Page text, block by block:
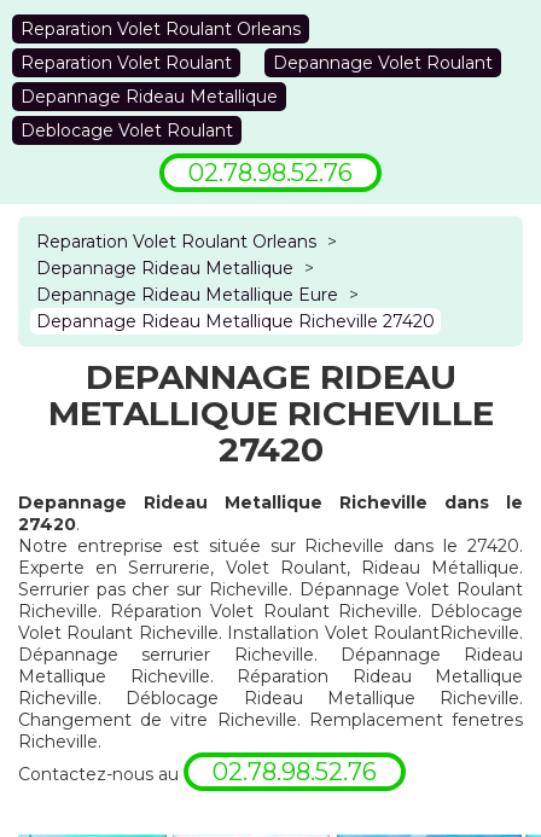
Reparation Volet Roulant Orleans
Reparation Volet Roulant
Depannage Volet Roulant
Depannage Rideau Metallique
Deblocage Volet Roulant
02.78.98.52.76
Reparation Volet Roulant Orleans >
Depannage Rideau Metallique
>
Depannage Rideau Metallique Eure
>
Depannage Rideau Metallique Richeville 27420
DEPANNAGE RIDEAU
METALLIQUE RICHEVILLE
27420
Depannage Rideau Metallique Richeville dans le
27420.
Notre entreprise est située sur Richeville dans le 27420.
Experte en Serrurerie, Volet Roulant, Rideau Métallique.
Serrurier pas cher sur Richeville. Dépannage Volet Roulant
Richeville. Réparation Volet Roulant Richeville. Déblocage
Volet Roulant Richeville. Installation Volet RoulantRicheville.
Dépannage serrurier Richeville. Dépannage Rideau
Metallique Richeville. Réparation Rideau Metallique
Richeville. Déblocage Rideau Metallique Richeville.
Changement de vitre Richeville. Remplacement fenetres
Richeville.
Contactez-nous au
02.78.98.52.76